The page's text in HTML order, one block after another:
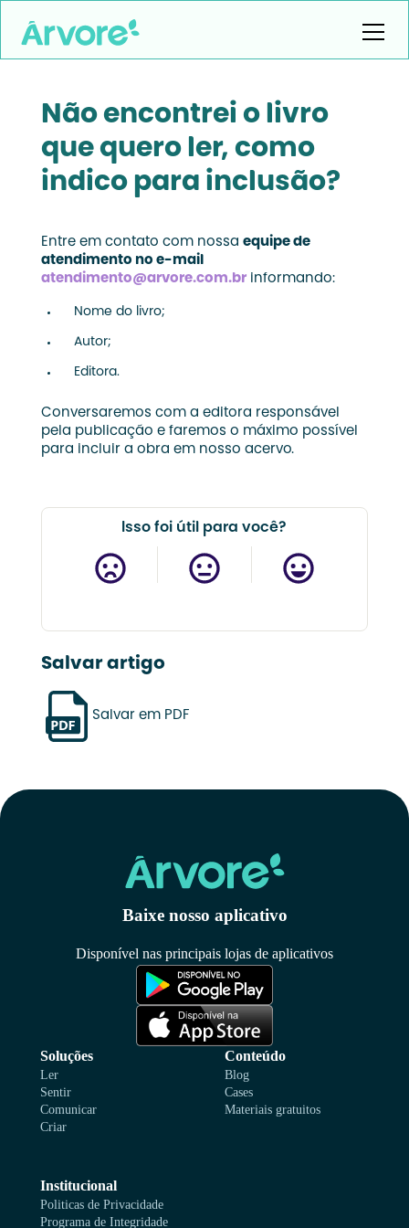
Não encontrei o livro
que quero ler, como
indico para inclusão?
Entre em contato com nossa equipe de
atendimento no e-mail
atendimento@arvore.com.brinformando:
Nome do livro;
Autor;
Editora.
Conversaremos com a editora responsável
pela publicação e faremos o máximo possível
para incluir a obra em nosso acervo.
Isso foi útil para você?
Salvar artigo
Salvar em PDF
Baixe nosso aplicativo
Disponível nas principais lojas de aplicativos
Soluções
Ler
Sentir
Comunicar
Criar
Conteúdo
Blog
Cases
Materiais gratuitos
Institucional
Politicas de Privacidade
Programa de Integridade